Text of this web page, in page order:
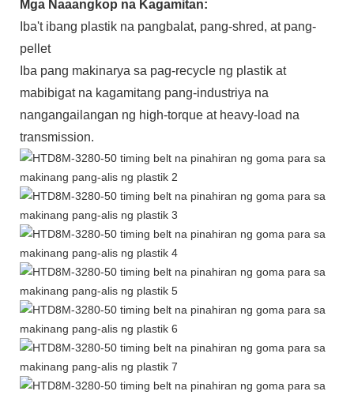
Mga Naaangkop na Kagamitan:
Iba't ibang plastik na pangbalat, pang-shred, at pang-
pellet
Iba pang makinarya sa pag-recycle ng plastik at
mabibigat na kagamitang pang-industriya na
nangangailangan ng high-torque at heavy-load na
transmission.